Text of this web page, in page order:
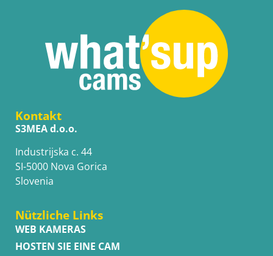
Kontakt
S3MEA d.o.o.
Industrijska c. 44
SI-5000 Nova Gorica
Slovenia
Nützliche Links
WEB KAMERAS
HOSTEN SIE EINE CAM